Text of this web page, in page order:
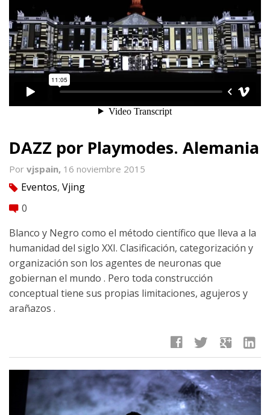
DAZZ por Playmodes. Alemania
Por vjspain, 16 noviembre 2015
tag Eventos, Vjing
comment 0
Blanco y Negro como el método científico que lleva a la
humanidad del siglo XXI. Clasificación, categorización y
organización son los agentes de neuronas que
gobiernan el mundo . Pero toda construcción
conceptual tiene sus propias limitaciones, agujeros y
arañazos .
facebook twitter google linkedin